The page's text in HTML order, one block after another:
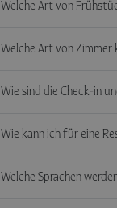
Welche Art von
Welche Art von Zimmer
Wie sind die Check-in
Wie kann ich für eine
Welche Sprachen